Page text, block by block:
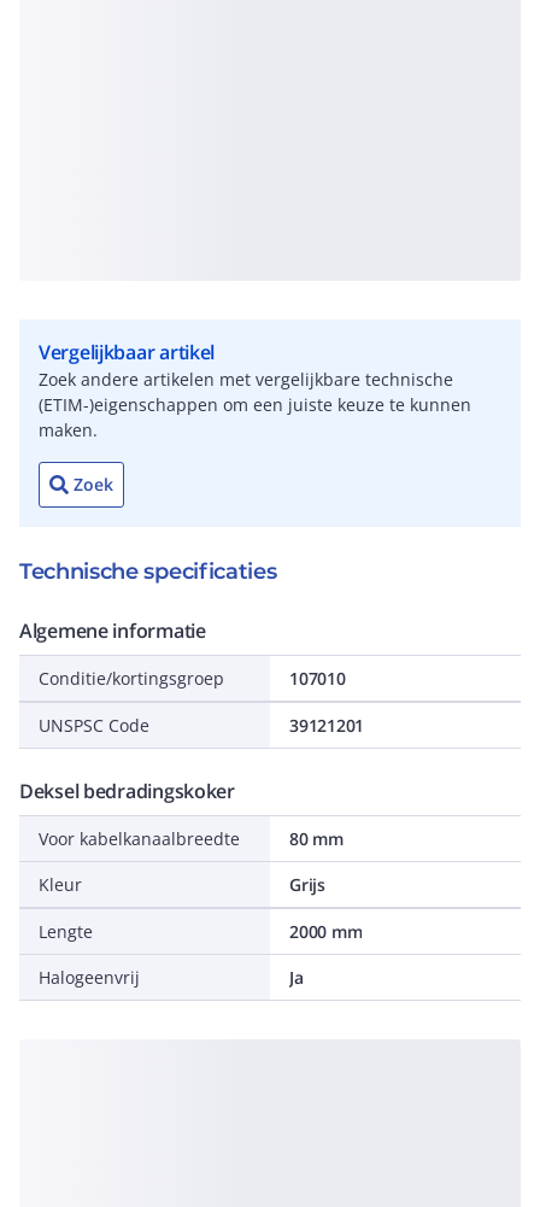
Vergelijkbaar artikel
Zoek andere artikelen met vergelijkbare technische
(ETIM-)eigenschappen om een juiste keuze te kunnen
maken.
Zoek
Technische specificaties
Algemene informatie
Conditie/kortingsgroep 107010
UNSPSC Code 39121201
Deksel bedradingskoker
Voor kabelkanaalbreedte
80 mm
Kleur
Grijs
Lengte
2000 mm
Halogeenvrij
Ja